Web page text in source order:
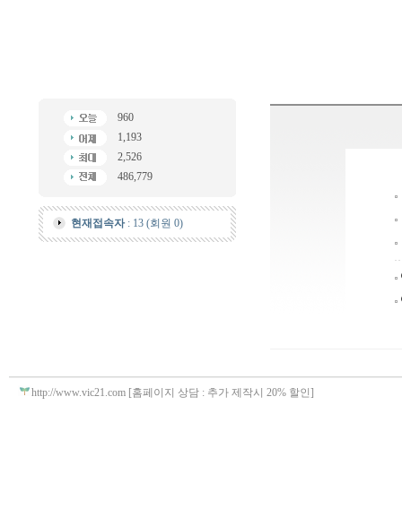
960
1,193
2,526
486,779
현재접속자: 13 (회원 0)
http://www.vic21.com [홈페이지 상담 : 추가 제작시 20% 할인]